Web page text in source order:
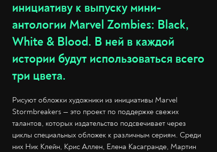
инициативу к выпуску мини-
антологии Marvel Zombies: Black,
White & Blood. В ней в каждой
истории будут использоваться всего
три цвета.
Рисуют обложки художники из инициативы Marvel
Stormbreakers — это проект по поддержке свежих
талантов, которых издательство подсвечивает через
циклы специальных обложек к различным сериям. Среди
них Ник Клейн, Крис Аллен, Елена Касагранде, Мартин